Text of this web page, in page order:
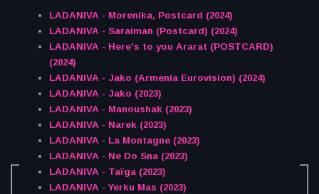
LADANIVA - Morenika, Postcard (2024)
LADANIVA - Saraiman (Postcard) (2024)
LADANIVA - Here's to you Ararat (POSTCARD)
(2024)
LADANIVA - Jako (Armenia Eurovision) (2024)
LADANIVA - Jako (2023)
LADANIVA - Manoushak (2023)
LADANIVA - Narek (2023)
LADANIVA - La Montagne (2023)
LADANIVA - Ne Do Sna (2023)
LADANIVA - Taïga (2023)
LADANIVA - Yerku Mas (2023)